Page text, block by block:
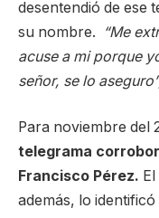
desentendió de ese
su nombre.
“Me
acuse a mi porque
señor, se lo
Para noviembre del
telegrama
Francisco Pérez.
además, lo